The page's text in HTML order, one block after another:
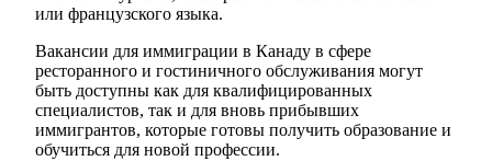
или французского языка.
Вакансии для иммиграции в Канаду в сфере
ресторанного и гостиничного обслуживания могут
быть доступны как для квалифицированных
специалистов, так и для вновь прибывших
иммигрантов, которые готовы получить образование и
обучиться для новой профессии.